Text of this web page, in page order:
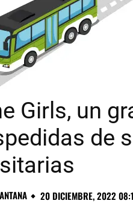
Girls, un
de
20 DICIEMBRE, 2022